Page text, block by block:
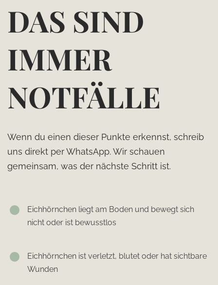
DAS SIND
IMMER
NOTFÄLLE
Wenn du einen dieser Punkte erkennst, schreib
uns direkt per WhatsApp. Wir schauen
gemeinsam, was der nächste Schritt ist.
Eichhörnchen liegt am Boden und bewegt sich
nicht oder ist bewusstlos
Eichhörnchen ist verletzt, blutet oder hat sichtbare
Wunden